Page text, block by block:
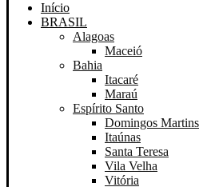
Início
BRASIL
Alagoas
Maceió
Bahia
Itacaré
Maraú
Espírito Santo
Domingos Martins
Itaúnas
Santa Teresa
Vila Velha
Vitória